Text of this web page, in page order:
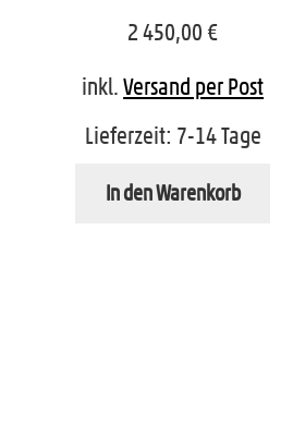
2 450,00 €
inkl.Versand per Post
Lieferzeit: 7-14 Tage
In den Warenkorb